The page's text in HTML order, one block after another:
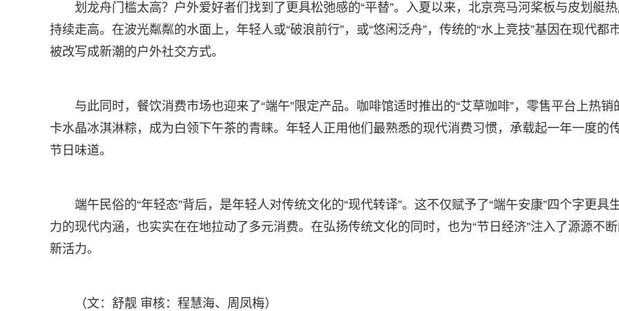
划龙舟门槛太高？户外爱好者们找到了更具松弛感的“平替”。入夏以来，北京亮马河桨板与皮划艇
持续走高。在波光粼粼的水面上，年轻人或“破浪前行”，或“悠闲泛舟”，传统的“水上竞技”基因在现代都
被改写成新潮的户外社交方式。
与此同时，餐饮消费市场也迎来了“端午”限定产品。咖啡馆适时推出的“艾草咖啡”，零售平台上热销
卡水晶冰淇淋粽，成为白领下午茶的青睐。年轻人正用他们最熟悉的现代消费习惯，承载起一年一度的
节日味道。
端午民俗的“年轻态”背后，是年轻人对传统文化的“现代转译”。这不仅赋予了“端午安康”四个字更具
力的现代内涵，也实实在在地拉动了多元消费。在弘扬传统文化的同时，也为“节日经济”注入了源源不
新活力。
（文：舒靓 审核：程慧海、周凤梅）